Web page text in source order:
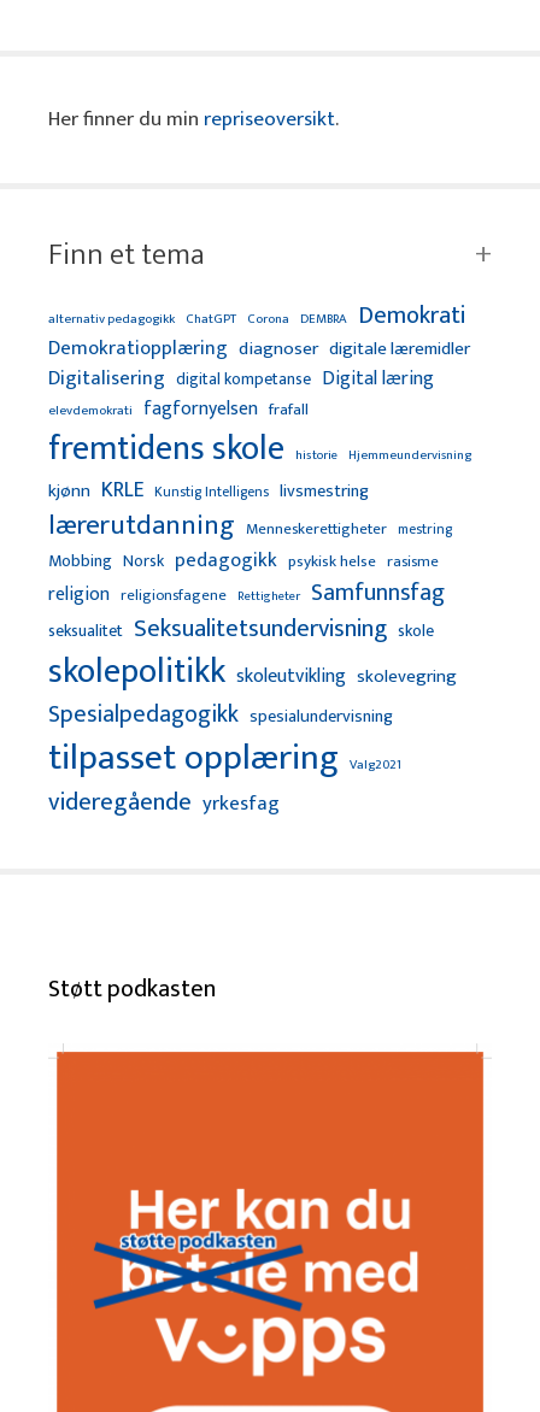
Her finner du min repriseoversikt.
Finn et tema
alternativ pedagogikk ChatGPT Corona DEMBRA Demokrati
Demokratiopplæring diagnoser digitale læremidler
Digitalisering digital kompetanse Digital læring
elevdemokrati fagfornyelsen frafall
fremtidens skole historie Hjemmeundervisning
kjønn KRLE Kunstig Intelligens livsmestring
lærerutdanning Menneskerettigheter mestring
Mobbing Norsk pedagogikk psykisk helse rasisme
religion religionsfagene Rettigheter Samfunnsfag
seksualitet Seksualitetsundervisning skole
skolepolitikk skoleutvikling skolevegring
Spesialpedagogikk spesialundervisning
tilpasset opplæring Valg2021
videregående yrkesfag
Støtt podkasten